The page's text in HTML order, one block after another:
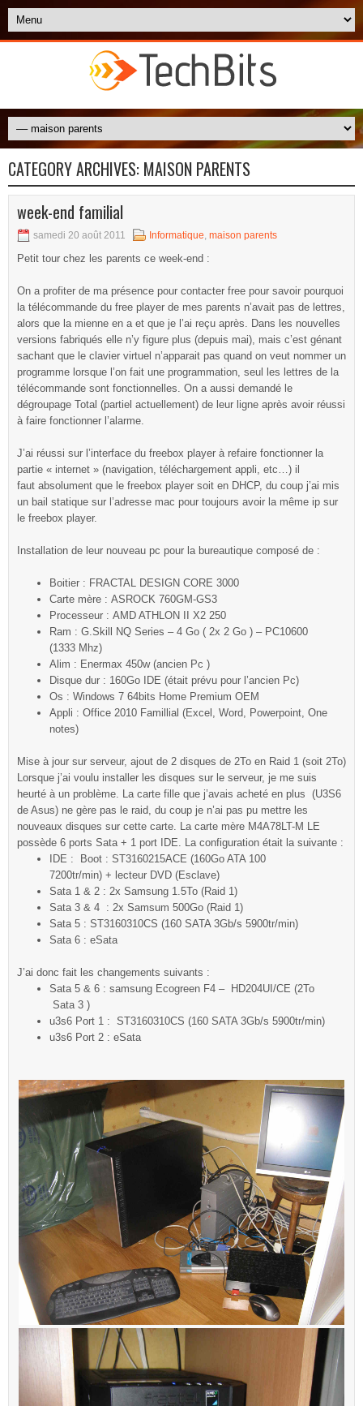
CATEGORY ARCHIVES: MAISON PARENTS
week-end familial
samedi 20 août 2011 Informatique, maison parents
Petit tour chez les parents ce week-end :
On a profiter de ma présence pour contacter free pour savoir pourquoi
la télécommande du free player de mes parents n’avait pas de lettres,
alors que la mienne en a et que je l’ai reçu après. Dans les nouvelles
versions fabriqués elle n’y figure plus (depuis mai), mais c’est génant
sachant que le clavier virtuel n’apparait pas quand on veut nommer un
programme lorsque l’on fait une programmation, seul les lettres de la
télécommande sont fonctionnelles. On a aussi demandé le
dégroupage Total (partiel actuellement) de leur ligne après avoir réussi
à faire fonctionner l’alarme.
J’ai réussi sur l’interface du freebox player à refaire fonctionner la
partie « internet » (navigation, téléchargement appli, etc…) il
faut absolument que le freebox player soit en DHCP, du coup j’ai mis
un bail statique sur l’adresse mac pour toujours avoir la même ip sur
le freebox player.
Installation de leur nouveau pc pour la bureautique composé de :
Boitier : FRACTAL DESIGN CORE 3000
Carte mère : ASROCK 760GM-GS3
Processeur : AMD ATHLON II X2 250
Ram : G.Skill NQ Series – 4 Go ( 2x 2 Go ) – PC10600
(1333 Mhz)
Alim : Enermax 450w (ancien Pc )
Disque dur : 160Go IDE (était prévu pour l’ancien Pc)
Os : Windows 7 64bits Home Premium OEM
Appli : Office 2010 Famillial (Excel, Word, Powerpoint, One
notes)
Mise à jour sur serveur, ajout de 2 disques de 2To en Raid 1 (soit 2To)
Lorsque j’ai voulu installer les disques sur le serveur, je me suis
heurté à un problème. La carte fille que j’avais acheté en plus (U3S6
de Asus) ne gère pas le raid, du coup je n’ai pas pu mettre les
nouveaux disques sur cette carte. La carte mère M4A78LT-M LE
possède 6 ports Sata + 1 port IDE. La configuration était la suivante :
IDE : Boot : ST3160215ACE (160Go ATA 100
7200tr/min) + lecteur DVD (Esclave)
Sata 1 & 2 : 2x Samsung 1.5To (Raid 1)
Sata 3 & 4 : 2x Samsum 500Go (Raid 1)
Sata 5 : ST3160310CS (160 SATA 3Gb/s 5900tr/min)
Sata 6 : eSata
J’ai donc fait les changements suivants :
Sata 5 & 6 : samsung Ecogreen F4 – HD204UI/CE (2To
Sata 3 )
u3s6 Port 1 : ST3160310CS (160 SATA 3Gb/s 5900tr/min)
u3s6 Port 2 : eSata